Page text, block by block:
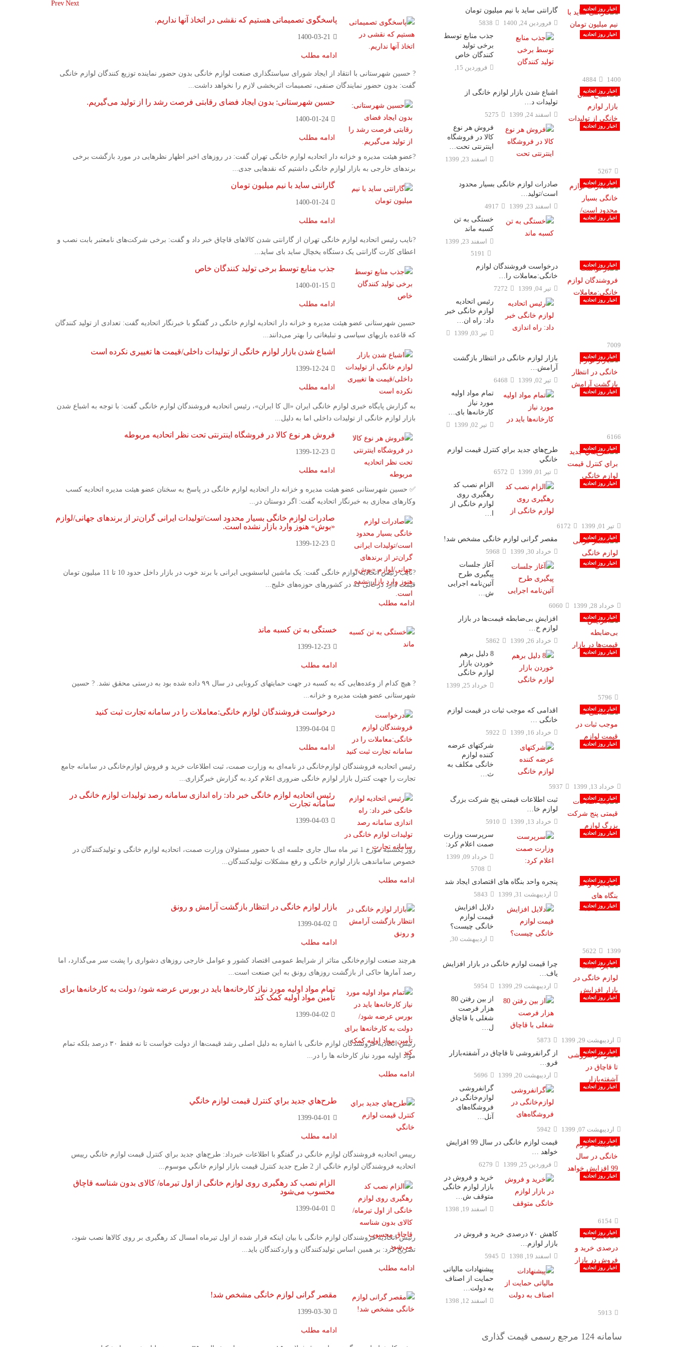
Prev Next
پاسخگوی تصمیماتی هستیم که نقشی در اتخاذ آنها نداریم.
1400-03-21
? حسین شهرستانی با انتقاد از ایجاد شورای سیاستگذاری صنعت لوازم خانگی بدون حضور نماینده توزیع کنندگان لوازم خانگی
گفت: بدون حضور نمایندگان صنفی، تصمیمات اثربخشی لازم را نخواهد داشت...
ادامه مطلب
حسین شهرستانی: بدون ایجاد فضای رقابتی فرصت رشد را از تولید می‌گیریم.
1400-01-24
?عضو هیئت مدیره و خزانه دار اتحادیه لوازم خانگی تهران گفت: در روزهای اخیر اظهار نظرهایی در مورد بازگشت برخی
برندهای خارجی به بازار لوازم خانگی داشتیم که نقدهایی جدی...
ادامه مطلب
گارانتی ساید با نیم میلیون تومان
1400-01-24
?نایب رئیس اتحادیه لوازم خانگی تهران از گارانتی شدن کالاهای قاچاق خبر داد و گفت: برخی شرکت‌های نامعتبر بابت نصب و
اعطای کارت گارانتی یک دستگاه یخچال ساید بای ساید...
ادامه مطلب
جذب منابع توسط برخی تولید کنندگان خاص
1400-01-15
حسین شهرستانی عضو هیئت مدیره و خزانه دار اتحادیه لوازم خانگی در گفتگو با خبرنگار اتحادیه گفت: تعدادی از تولید کنندگان
که قاعده بازیهای سیاسی و تبلیغاتی را بهتر می‌دانند...
ادامه مطلب
اشباع شدن بازار لوازم خانگی از تولیدات داخلی/قیمت ‌ها تغییری نکرده‌ است
1399-12-24
به گزارش پایگاه خبری لوازم خانگی ایران «ال کا ایران»، رئیس اتحادیه فروشندگان لوازم خانگی گفت: با توجه به اشباع شدن
بازار لوازم خانگی از تولیدات داخلی اما به دلیل...
ادامه مطلب
فروش هر نوع کالا در فروشگاه اینترنتى تحت نظر اتحادیه مربوطه
1399-12-23
✅ حسین شهرستانی عضو هیئت مدیره و خزانه دار اتحادیه لوازم خانگى در پاسخ به سخنان عضو هیئت مدیره اتحادیه کسب
وکارهای مجازی به خبرنگار اتحادیه گفت: اگر دوستان در...
ادامه مطلب
صادرات لوازم خانگی بسیار محدود است/تولیدات ایرانی گران‌تر از برندهای جهانی/لوازم
«بوش» هنوز وارد بازار نشده است.
1399-12-23
?نایب رئیس اتحادیه لوازم خانگی گفت: یک ماشین لباسشویی ایرانی با برند خوب در بازار داخل حدود 10 تا 11 میلیون تومان
قیمت دارد درحالی که در کشورهای حوزه‌های خلیج...
ادامه مطلب
خستگی به تن کسبه ماند
1399-12-23
? هیچ کدام از وعده‌هایی که به کسبه در جهت حمایتهای کرونایی در سال ۹۹ داده شده بود به درستی محقق نشد. ? حسین
شهرستانی عضو هیئت مدیره و خزانه...
ادامه مطلب
درخواست فروشندگان لوازم خانگی:معاملات را در سامانه تجارت ثبت کنید
1399-04-04
رئیس اتحادیه فروشندگان لوازم‌خانگی در نامه‌ای به وزارت صمت، ثبت اطلاعات خرید و فروش لوازم‌خانگی در سامانه جامع
تجارت را جهت کنترل بازار لوازم خانگی ضروری اعلام کرد.به گزارش خبرگزاری...
ادامه مطلب
رئیس اتحادیه لوازم خانگی خبر داد: راه اندازی سامانه رصد تولیدات لوازم خانگی در
سامانه تجارت
1399-04-03
روز یکشنبه مورخ 1 تیر ماه سال جاری جلسه ای با حضور مسئولان وزارت صمت، اتحادیه لوازم خانگی و تولیدکنندگان در
خصوص ساماندهی بازار لوازم خانگی و رفع مشکلات تولیدکنندگان...
ادامه مطلب
بازار لوازم خانگی در انتظار بازگشت آرامش و رونق
1399-04-02
هرچند صنعت لوازم‌خانگی متاثر از شرایط عمومی اقتصاد کشور و عوامل خارجی روزهای دشواری را پشت سر می‌گذارد، اما
رصد آمارها حاکی از بازگشت روزهای رونق به این صنعت است...
ادامه مطلب
تمام مواد اولیه مورد نیاز کارخانه‌ها باید در بورس عرضه شود/ دولت به کارخانه‌ها برای
تأمین مواد اولیه کمک کند
1399-04-02
رئیس اتحادیه فروشندگان لوازم خانگی با اشاره به دلیل اصلی رشد قیمت‌ها از دولت خواست تا نه فقط ۳۰ درصد بلکه تمام
مواد اولیه مورد نیاز کارخانه ها را در...
ادامه مطلب
طرح‌هاي جديد براي كنترل قيمت لوازم خانگي
1399-04-01
رييس اتحاديه فروشندگان لوازم خانگي در گفتگو با اطلاعات خبرداد: طرح‌هاي جديد براي كنترل قيمت لوازم خانگي رييس
اتحاديه فروشندگان لوازم خانگي از 2 طرح جديد كنترل قيمت بازار لوازم خانگي موسوم...
ادامه مطلب
الزام نصب کد رهگیری روی لوازم خانگی از اول تیرماه/ کالای بدون شناسه قاچاق
محسوب می‌شود
1399-04-01
رئیس اتحادیه فروشندگان لوازم خانگی با بیان اینکه قرار شده از اول تیرماه امسال کد رهگیری بر روی کالاها نصب شود،
تصریح کرد: بر همین اساس تولیدکنندگان و واردکنندگان باید...
ادامه مطلب
مقصر گرانی لوازم خانگی مشخص شد!
1399-03-30
ادامه مطلب
گارانتی ساید با نیم میلیون تومان
فروردين 24, 1400
اخبار روز اتحادیه
جذب منابع توسط
برخی تولید
کنندگان خاص
فروردين 15,
1400
اخبار روز اتحادیه
اشباع شدن بازار لوازم خانگی از
تولیدات د…
اسفند 24, 1399
اخبار روز اتحادیه
فروش هر نوع
کالا در فروشگاه
اینترنتى تحت…
اسفند 23, 1399
اخبار روز اتحادیه
صادرات لوازم خانگی بسیار محدود
است/تولید…
اسفند 23, 1399
اخبار روز اتحادیه
خستگی به تن
کسبه ماند
اسفند 23, 1399
اخبار روز اتحادیه
درخواست فروشندگان لوازم
خانگی:معاملات را…
تیر 04, 1399
اخبار روز اتحادیه
رئیس اتحادیه
لوازم خانگی خبر
داد: راه ان…
تیر 03, 1399
7009
اخبار روز اتحادیه
بازار لوازم خانگی در انتظار بازگشت
آرامش…
تیر 02, 1399
اخبار روز اتحادیه
تمام مواد اولیه
مورد نیاز
کارخانه‌ها بای…
تیر 02, 1399
6166
اخبار روز اتحادیه
طرح‌هاي جديد براي كنترل قيمت لوازم
خانگي
تیر 01, 1399
اخبار روز اتحادیه
الزام نصب کد
رهگیری روی
لوازم خانگی از
ا…
تیر 01, 1399
اخبار روز اتحادیه
مقصر گرانی لوازم خانگی مشخص شد!
خرداد 30, 1399
اخبار روز اتحادیه
آغاز جلسات
پیگیری طرح
آئین‌نامه اجرایی
ش…
خرداد 28, 1399
اخبار روز اتحادیه
افزایش بی‌ضابطه قیمت‌ها در بازار
لوازم خ…
خرداد 26, 1399
اخبار روز اتحادیه
8 دلیل برهم
خوردن بازار
لوازم خانگی
خرداد 25, 1399
اخبار روز اتحادیه
اقدامی که موجب ثبات در قیمت لوازم
خانگی …
خرداد 16, 1399
اخبار روز اتحادیه
شرکتهای عرضه
کننده لوازم
خانگی مکلف به
ث…
خرداد 13, 1399
اخبار روز اتحادیه
ثبت اطلاعات قیمتی پنج شرکت بزرگ
لوازم خا…
خرداد 13, 1399
اخبار روز اتحادیه
سرپرست وزارت
صمت اعلام کرد:
خرداد 09, 1399
اخبار روز اتحادیه
پنجره واحد بنگاه های اقتصادی ایجاد شد
ارديبهشت 31, 1399
اخبار روز اتحادیه
دلایل افزایش
قیمت لوازم
خانگی چیست؟
ارديبهشت 30,
1399
اخبار روز اتحادیه
چرا قیمت لوازم خانگی در بازار افزایش
یاف…
ارديبهشت 29, 1399
اخبار روز اتحادیه
از بین رفتن 80
هزار فرصت
شغلی با قاچاق
ل…
ارديبهشت 29, 1399
اخبار روز اتحادیه
از گرانفروشی تا قاچاق در آشفته‌بازار
فرو…
ارديبهشت 20, 1399
اخبار روز اتحادیه
گرانفروشی
لوازم‌خانگی در
فروشگاه‌های
آنل…
ارديبهشت 07, 1399
اخبار روز اتحادیه
قیمت لوازم خانگی در سال 99 افزایش
خواهد …
فروردين 25, 1399
اخبار روز اتحادیه
خرید و فروش در
بازار لوازم خانگی
متوقف ش…
اسفند 19, 1398
اخبار روز اتحادیه
کاهش ۷۰ درصدی خرید و فروش در
بازار لوازم…
اسفند 19, 1398
اخبار روز اتحادیه
پیشنهادات مالیاتی
حمایت از اصناف
به دولت…
اسفند 12, 1398
اخبار روز اتحادیه
سامانه 124 مرجع رسمی قیمت گذاری